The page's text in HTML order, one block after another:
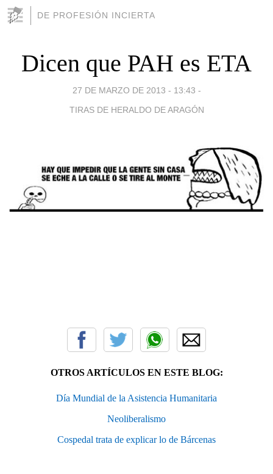
DE PROFESIÓN INCIERTA
Dicen que PAH es ETA
27 DE MARZO DE 2013 - 13:43 -
TIRAS DE HERALDO DE ARAGÓN
OTROS ARTÍCULOS EN ESTE BLOG:
Día Mundial de la Asistencia Humanitaria
Neoliberalismo
Cospedal trata de explicar lo de Bárcenas